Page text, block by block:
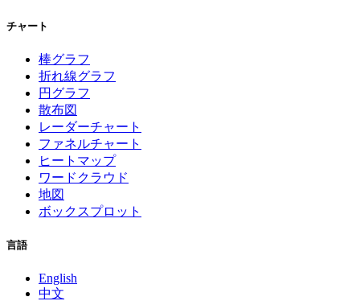
チャート
棒グラフ
折れ線グラフ
円グラフ
散布図
レーダーチャート
ファネルチャート
ヒートマップ
ワードクラウド
地図
ボックスプロット
言語
English
中文